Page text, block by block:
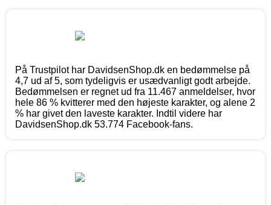
På Trustpilot har DavidsenShop.dk en bedømmelse på
4,7 ud af 5, som tydeligvis er usædvanligt godt arbejde.
Bedømmelsen er regnet ud fra 11.467 anmeldelser, hvor
hele 86 % kvitterer med den højeste karakter, og alene 2
% har givet den laveste karakter. Indtil videre har
DavidsenShop.dk 53.774 Facebook-fans.